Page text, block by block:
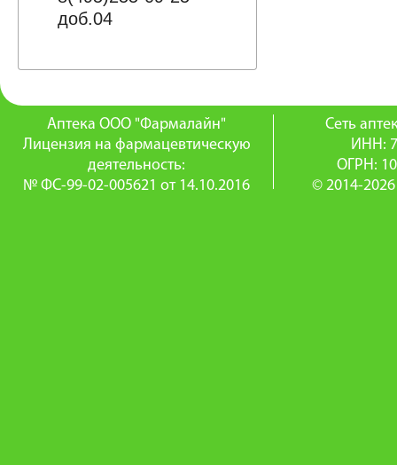
доб.04
Аптека ООО "Фармалайн"
Лицензия на фармацевтическую
деятельность:
№ ФС-99-02-005621 от 14.10.2016
Сеть
ИНН:
ОГРН:
© 2014-